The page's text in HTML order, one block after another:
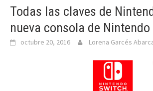
Todas las claves de
nueva consola de Nintendo
octubre 20, 2016 Lorena Garcés